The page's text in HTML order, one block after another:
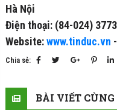
Hà Nội
Điện thoại: (84-024)
Website:www.tinduc.vn
Chia sẻ:
BÀI VIẾT